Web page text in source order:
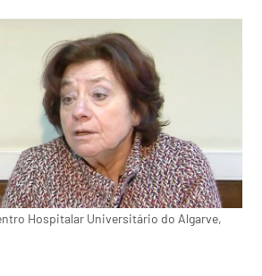
Hospitalar Universitário do Algarve,